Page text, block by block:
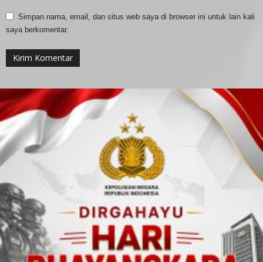
Simpan nama, email, dan situs web saya di browser ini untuk lain kali
saya berkomentar.